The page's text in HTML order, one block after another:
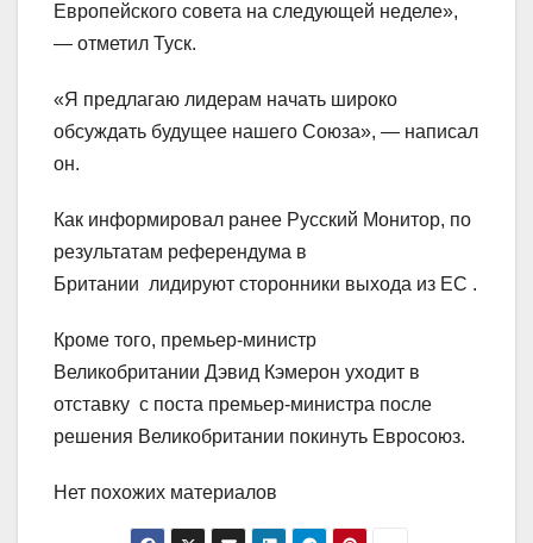
Европейского совета на следующей неделе»,
— отметил Туск.
«Я предлагаю лидерам начать широко
обсуждать будущее нашего Союза», — написал
он.
Как информировал ранее Русский Монитор, по
результатам референдума в
Британии лидируют сторонники выхода из ЕС .
Кроме того, премьер-министр
Великобритании Дэвид Кэмерон уходит в
отставку с поста премьер-министра после
решения Великобритании покинуть Евросоюз.
Нет похожих материалов